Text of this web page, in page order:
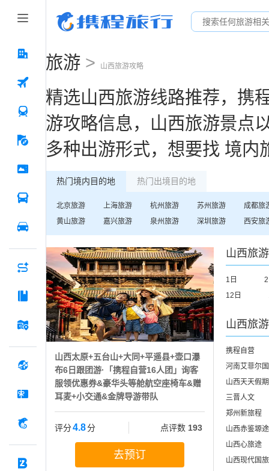
旅游 > 山西旅游攻略
精选山西旅游线路推荐，携
游攻略信息， 山西旅游景点
多种出游形式，想要找 境内
热门境内目的地 热门出境目的地
北京旅游 上海旅游 杭州旅游 苏州旅游 成都旅
黄山旅游 嘉兴旅游 泉州旅游 深圳 旅游 西安旅
山西太原+五台山+大同+平遥县+壶口瀑
布6日跟团游·「携程自营16人团」询客
服领优惠券&豪华头等舱航空座椅车&赠
耳麦+小交通&金牌导游带队
评分4.8分 点评数 193
去预订
山西旅
1日
12日
山西旅
携程自营
河南艾菲尔
山西天天假期
三晋人文
郑州新旅程
山西赤鉴塬途
山西心旅途
山西现代国